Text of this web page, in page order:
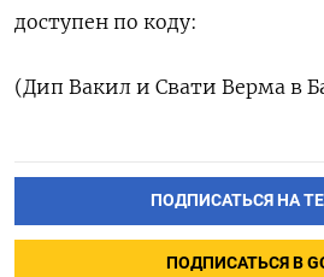
доступен по коду:
(Дип Вакил и Свати Верма в
ПОДПИСАТЬСЯ НА
ПОДПИСАТЬСЯ В